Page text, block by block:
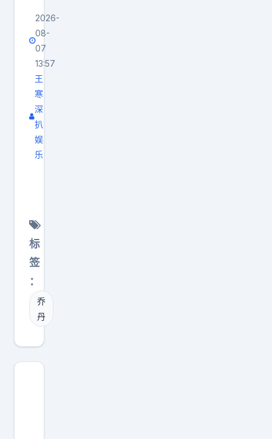
数
历
史
证
明
，
就
算
球
进
一
步
强
，
也
付
出
具
有
诱
惑
力
的
筹
是
浓
眉
哥
愿
不
意
。
里
夫
斯
和
东
契
奇
站
，
像
是
先
把
路
口
2026-
08-
07
13:57
王
寒
深
扒
娱
乐
近
把
乔
那
一
季
标
签
：
乔
丹